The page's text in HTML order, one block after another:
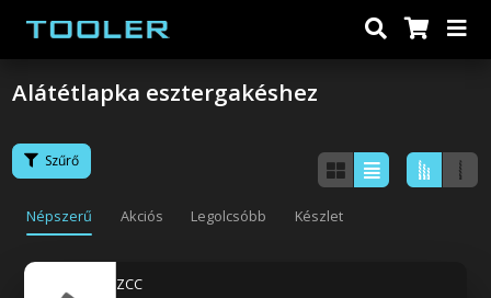
Alátétlapka esztergakéshez
Szűrő
Népszerű Akciós Legolcsóbb Készlet
ZCC